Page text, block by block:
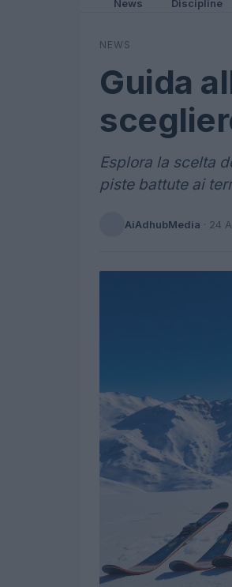
News Discipline
NEWS
Guida
Esplora la scelta
piste battute ai
AiAdhubMedia · 24